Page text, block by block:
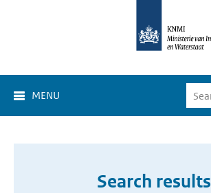
MENU
Search results